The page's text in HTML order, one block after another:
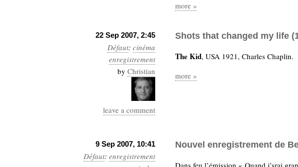
more »
22 Sep 2007, 2:45
Défaut: cinéma
enregistrement
by Christian
leave a comment
Shots that changed my life
The Kid, USA 1921, Charles Chaplin.
more »
9 Sep 2007, 10:41
Défaut: enregistrement
Nouvel enregistrement de
Dans feu l’émission « Quand j’srai